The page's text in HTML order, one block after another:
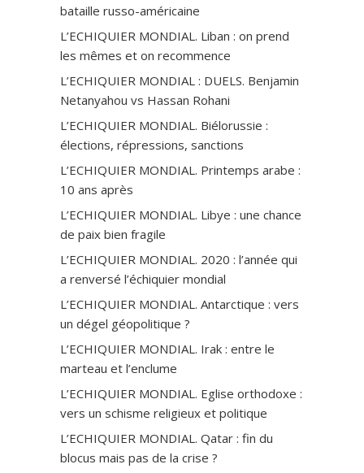
bataille russo-américaine
L’ECHIQUIER MONDIAL. Liban : on prend
les mêmes et on recommence
L’ECHIQUIER MONDIAL : DUELS. Benjamin
Netanyahou vs Hassan Rohani
L’ECHIQUIER MONDIAL. Biélorussie :
élections, répressions, sanctions
L’ECHIQUIER MONDIAL. Printemps arabe :
10 ans après
L’ECHIQUIER MONDIAL. Libye : une chance
de paix bien fragile
L’ECHIQUIER MONDIAL. 2020 : l’année qui
a renversé l’échiquier mondial
L’ECHIQUIER MONDIAL. Antarctique : vers
un dégel géopolitique ?
L’ECHIQUIER MONDIAL. Irak : entre le
marteau et l’enclume
L’ECHIQUIER MONDIAL. Eglise orthodoxe :
vers un schisme religieux et politique
L’ECHIQUIER MONDIAL. Qatar : fin du
blocus mais pas de la crise ?